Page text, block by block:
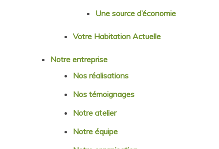
Une source d’économie
Votre Habitation Actuelle
Notre entreprise
Nos réalisations
Nos témoignages
Notre atelier
Notre équipe